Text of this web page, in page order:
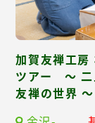
加賀友禅工房
ツアー ～ 二
友禅の世界 ～